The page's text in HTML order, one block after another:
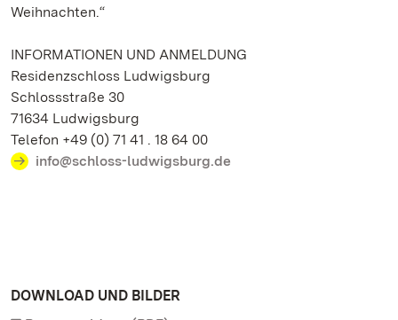
Weihnachten.“
INFORMATIONEN UND ANMELDUNG
Residenzschloss Ludwigsburg
Schlossstraße 30
71634 Ludwigsburg
Telefon +49 (0) 71 41 . 18 64 00
info@schloss-ludwigsburg.de
DOWNLOAD UND BILDER